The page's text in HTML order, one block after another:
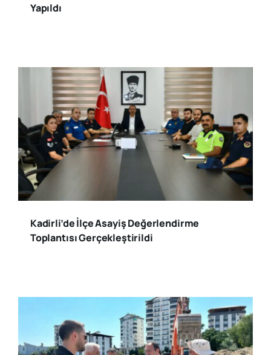
Yapıldı
Kadirli’de İlçe Asayiş Değerlendirme
Toplantısı Gerçekleştirildi